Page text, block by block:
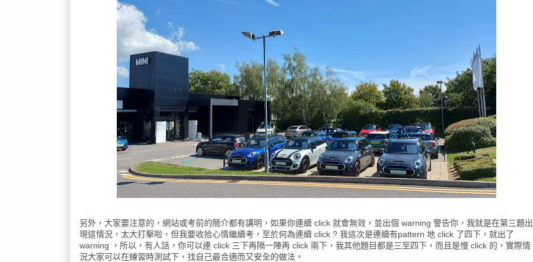
另外，大家要注意的，網站或考前的簡介都有講明，如果你連續 click 就會無效，並出個 warning 警告你，我就是在第三題出
現這情況，太大打擊啦，但我要收拾心情繼續考，至於何為連續 click ? 我這次是連續有pattern 地 click 了四下，就出了
warning ，所以，有人話，你可以連 click 三下再隔一陣再 click 兩下，我其他題目都是三至四下，而且是慢 click 的，實際情
況大家可以在練習時測試下，找自己最合適而又安全的做法。